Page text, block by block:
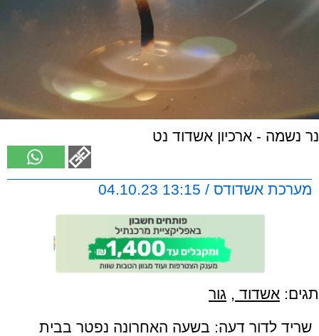
נר נשמה - ארכיון אשדוד נט
מערכת אשדודס / 13:15 04.10.23
תגים: אשדוד , גור
שריד לדור דעה: בשעה האחרונה נפטר בבית